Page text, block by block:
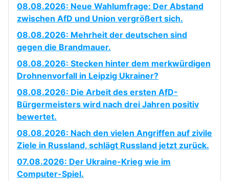
08.08.2026: Neue Wahlumfrage: Der Abstand
zwischen AfD und Union vergrößert sich.
08.08.2026: Mehrheit der deutschen sind
gegen die Brandmauer.
08.08.2026: Stecken hinter dem merkwürdigen
Drohnenvorfall in Leipzig Ukrainer?
08.08.2026: Die Arbeit des ersten AfD-
Bürgermeisters wird nach drei Jahren positiv
bewertet.
08.08.2026: Nach den vielen Angriffen auf zivile
Ziele in Russland, schlägt Russland jetzt zurück.
07.08.2026: Der Ukraine-Krieg wie im
Computer-Spiel.